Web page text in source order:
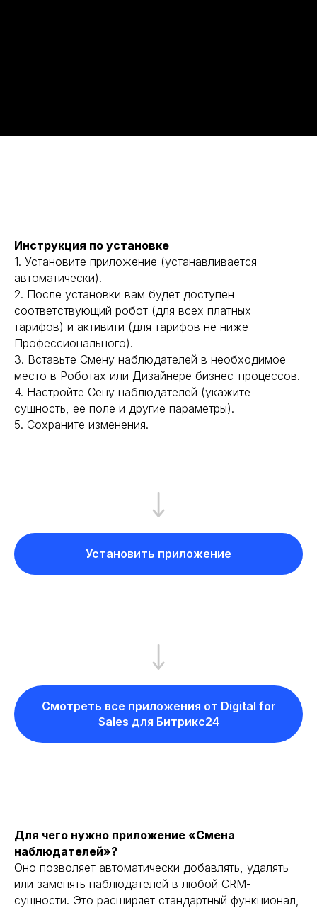
Инструкция по установке
1. Установите приложение (устанавливается
автоматически).
2. После установки вам будет доступен
соответствующий робот (для всех платных
тарифов) и активити (для тарифов не ниже
Профессионального).
3. Вставьте Смену наблюдателей в необходимое
место в Роботах или Дизайнере бизнес-процессов.
4. Настройте Сену наблюдателей (укажите
сущность, ее поле и другие параметры).
5. Сохраните изменения.
Установить приложение
Смотреть все приложения от Digital for
Sales для Битрикс24
Для чего нужно приложение «Смена
наблюдателей»?
Оно позволяет автоматически добавлять, удалять
или заменять наблюдателей в любой CRM-
сущности. Это расширяет стандартный функционал,